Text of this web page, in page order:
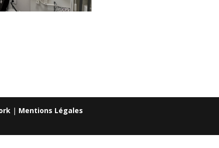
| Mentions Légales